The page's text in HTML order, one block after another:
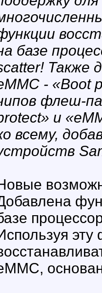
базе
Также
- «Boot
флеш-
и
всему,